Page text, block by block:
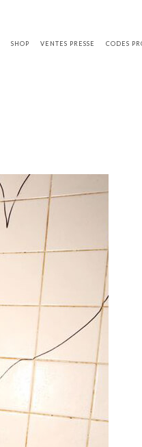
SHOP VENTES PRESSE CODES